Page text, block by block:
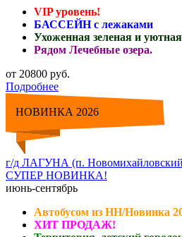
VIP уровень!
БАССЕЙН с лежаками
Ухоженная зеленая и
Рядом Лечебные озера.
от 20800 руб.
Подробнее
НОВИНКА 2026
г/д ЛАГУНА (п.
СУПЕР НОВИНКА!
июнь-сентябрь
Автобусом из НН/Новинка
ХИТ ПРОДАЖ!